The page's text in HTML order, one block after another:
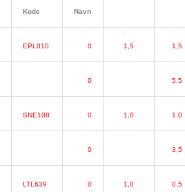
Kode Navn
EPL010 0 1,5 1,5
0 5,5
SNE108 0 1,0 1,0
0 3,5
LTL639 0 1,0 0,5